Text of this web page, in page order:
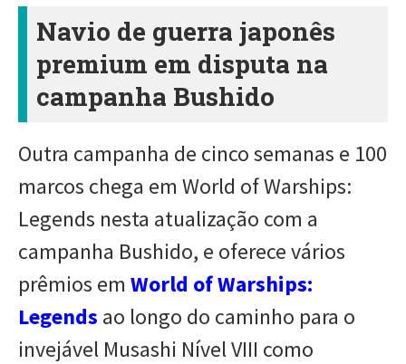
Navio de guerra japonês
premium em disputa na
campanha Bushido
Outra campanha de cinco semanas e 100
marcos chega em World of Warships:
Legends nesta atualização com a
campanha Bushido, e oferece vários
prêmios em World of Warships:
Legends ao longo do caminho para o
invejável Musashi Nível VIII como